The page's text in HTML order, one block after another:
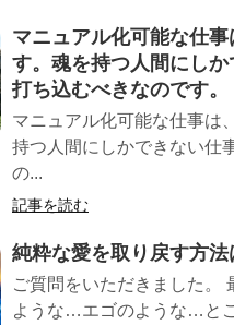
マニュアル化可能な仕
す。魂を持つ人間にし
打ち込むべきなのです。
マニュアル化可能な仕事は
持つ人間にしかできない仕
の...
記事を読む
純粋な愛を取り戻す方
ご質問をいただきました。
ような…エゴのような…と